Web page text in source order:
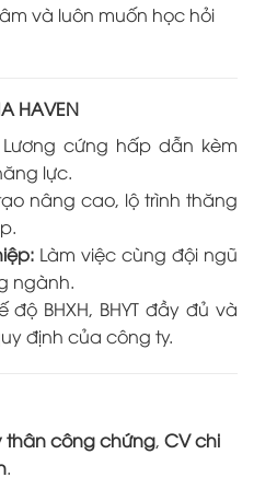
và luôn muốn học hỏi
HAVEN
cứng hấp dẫn kèm
lực.
nâng cao, lộ trình thăng
Làm việc cùng đội ngũ
ngành.
độ BHXH, BHYT đầy đủ và
định của công ty.
thân công chứng, CV chi
.